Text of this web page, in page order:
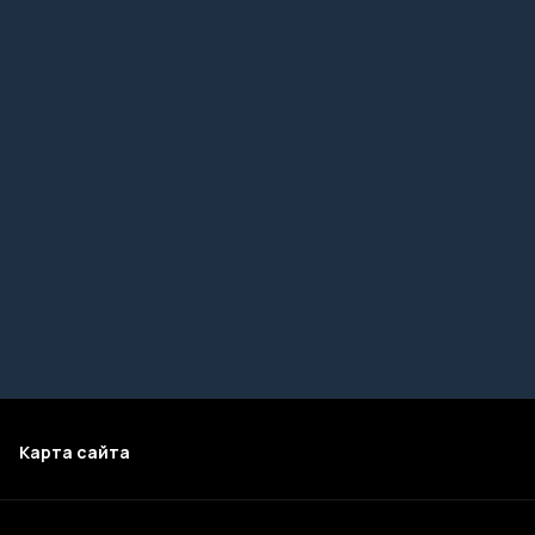
Карта сайта